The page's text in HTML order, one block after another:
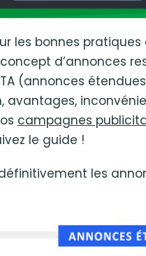
les bonnes
d’annonces
(annonces
avantages,
campagnes
le guide !
les